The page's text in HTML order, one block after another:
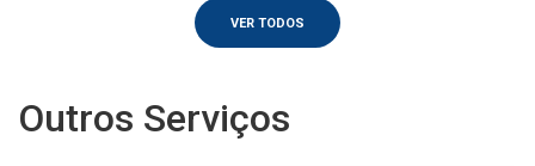
VER TODOS
Outros Serviços